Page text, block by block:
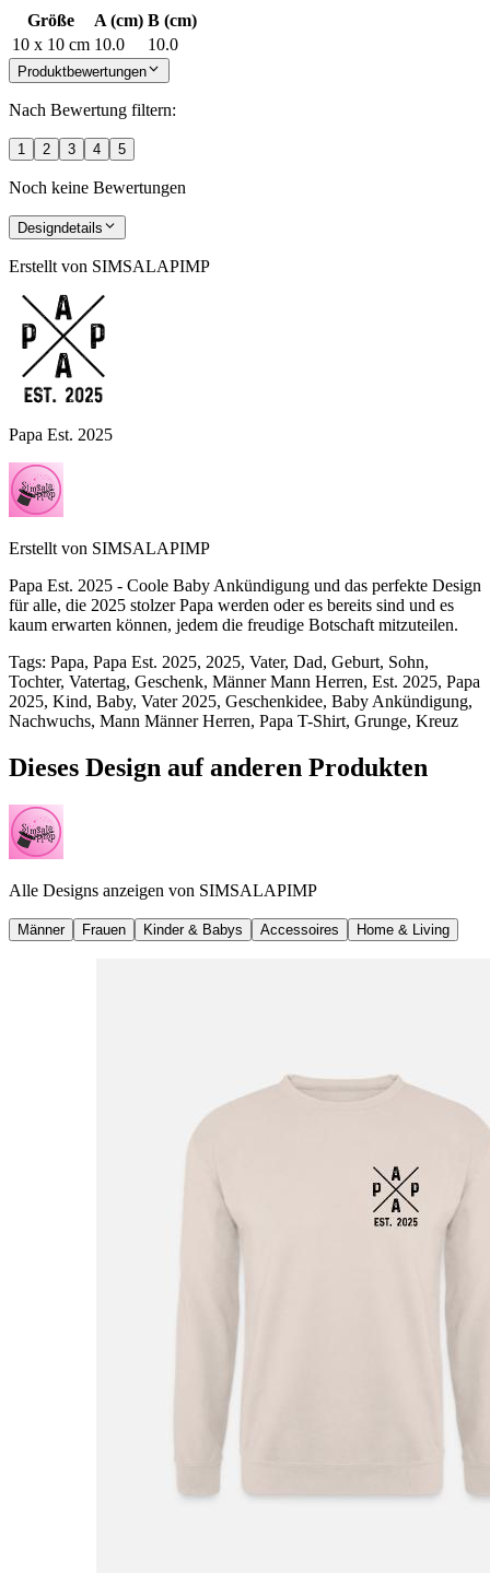
Größe A (cm) B (cm)
10 x 10 cm 10.0 10.0
Produktbewertungen
Nach Bewertung filtern:
1 2 3 4 5
Noch keine Bewertungen
Designdetails
Erstellt von SIMSALAPIMP
Papa Est. 2025
Erstellt von SIMSALAPIMP
Papa Est. 2025 - Coole Baby Ankündigung und das perfekte Design
für alle, die 2025 stolzer Papa werden oder es bereits sind und es
kaum erwarten können, jedem die freudige Botschaft mitzuteilen.
Tags: Papa, Papa Est. 2025, 2025, Vater, Dad, Geburt, Sohn,
Tochter, Vatertag, Geschenk, Männer Mann Herren, Est. 2025, Papa
2025, Kind, Baby, Vater 2025, Geschenkidee, Baby Ankündigung,
Nachwuchs, Mann Männer Herren, Papa T-Shirt, Grunge, Kreuz
Dieses Design auf anderen Produkten
Alle Designs anzeigen von SIMSALAPIMP
Männer Frauen Kinder & Babys Accessoires Home & Living